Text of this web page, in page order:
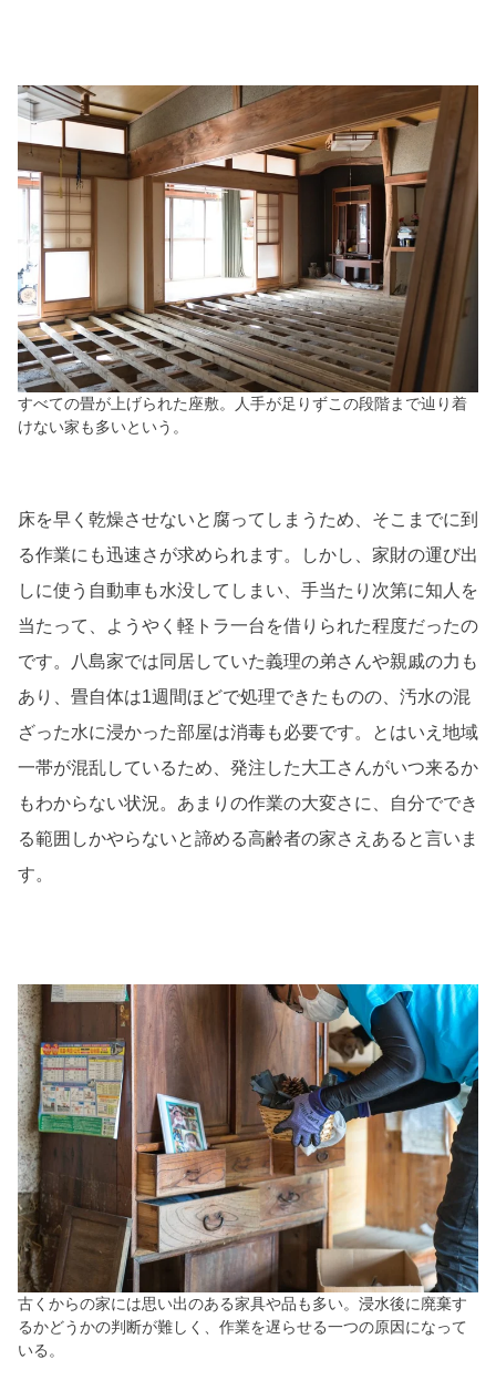
すべての畳が上げられた座敷。人手が足りずこの段階まで辿り着
けない家も多いという。
床を早く乾燥させないと腐ってしまうため、そこまでに到
る作業にも迅速さが求められます。しかし、家財の運び出
しに使う自動車も水没してしまい、手当たり次第に知人を
当たって、ようやく軽トラ一台を借りられた程度だったの
です。八島家では同居していた義理の弟さんや親戚の力も
あり、畳自体は1週間ほどで処理できたものの、汚水の混
ざった水に浸かった部屋は消毒も必要です。とはいえ地域
一帯が混乱しているため、発注した大工さんがいつ来るか
もわからない状況。あまりの作業の大変さに、自分ででき
る範囲しかやらないと諦める高齢者の家さえあると言いま
す。
古くからの家には思い出のある家具や品も多い。浸水後に廃棄す
るかどうかの判断が難しく、作業を遅らせる一つの原因になって
いる。